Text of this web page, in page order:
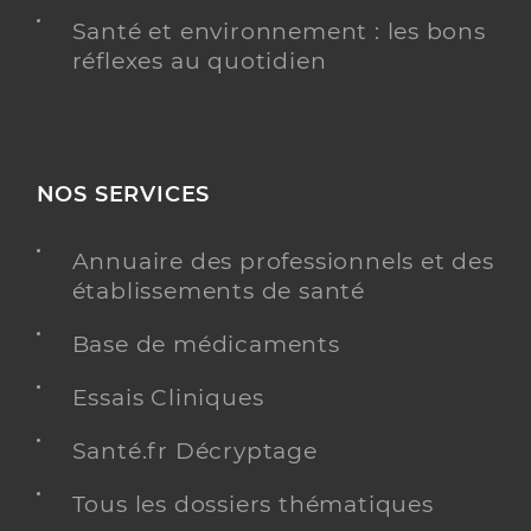
Santé et environnement : les bons
réflexes au quotidien
NOS SERVICES
Annuaire des professionnels et des
établissements de santé
Base de médicaments
Essais Cliniques
Santé.fr Décryptage
Tous les dossiers thématiques